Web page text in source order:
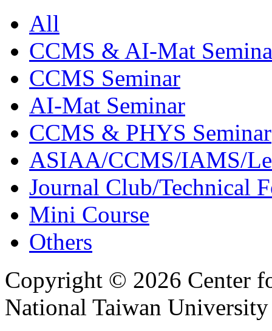
All
CCMS & AI-Mat
CCMS Seminar
AI-Mat Seminar
CCMS & PHYS Seminar
ASIAA/CCMS/IAMS/
Journal Club/Technical
Mini Course
Others
Copyright © 2026 Center
National Taiwan University